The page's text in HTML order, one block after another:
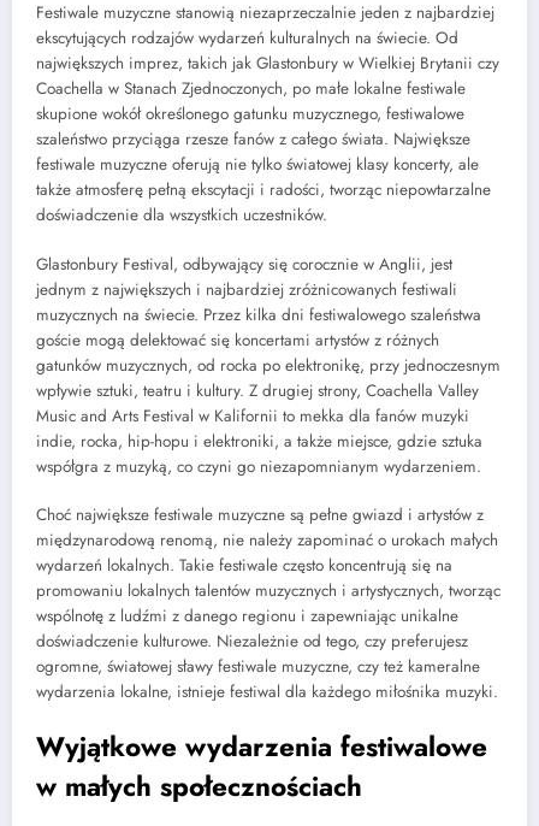
Festiwale muzyczne stanowią niezaprzeczalnie jeden z najbardziej
ekscytujących rodzajów wydarzeń kulturalnych na świecie. Od
największych imprez, takich jak Glastonbury w Wielkiej Brytanii czy
Coachella w Stanach Zjednoczonych, po małe lokalne festiwale
skupione wokół określonego gatunku muzycznego, festiwalowe
szaleństwo przyciąga rzesze fanów z całego świata. Największe
festiwale muzyczne oferują nie tylko światowej klasy koncerty, ale
także atmosferę pełną ekscytacji i radości, tworząc niepowtarzalne
doświadczenie dla wszystkich uczestników.
Glastonbury Festival, odbywający się corocznie w Anglii, jest
jednym z największych i najbardziej zróżnicowanych festiwali
muzycznych na świecie. Przez kilka dni festiwalowego szaleństwa
goście mogą delektować się koncertami artystów z różnych
gatunków muzycznych, od rocka po elektronikę, przy jednoczesnym
wpływie sztuki, teatru i kultury. Z drugiej strony, Coachella Valley
Music and Arts Festival w Kalifornii to mekka dla fanów muzyki
indie, rocka, hip-hopu i elektroniki, a także miejsce, gdzie sztuka
współgra z muzyką, co czyni go niezapomnianym wydarzeniem.
Choć największe festiwale muzyczne są pełne gwiazd i artystów z
międzynarodową renomą, nie należy zapominać o urokach małych
wydarzeń lokalnych. Takie festiwale często koncentrują się na
promowaniu lokalnych talentów muzycznych i artystycznych, tworząc
wspólnotę z ludźmi z danego regionu i zapewniając unikalne
doświadczenie kulturowe. Niezależnie od tego, czy preferujesz
ogromne, światowej sławy festiwale muzyczne, czy też kameralne
wydarzenia lokalne, istnieje festiwal dla każdego miłośnika muzyki.
Wyjątkowe wydarzenia festiwalowe
w małych społecznościach